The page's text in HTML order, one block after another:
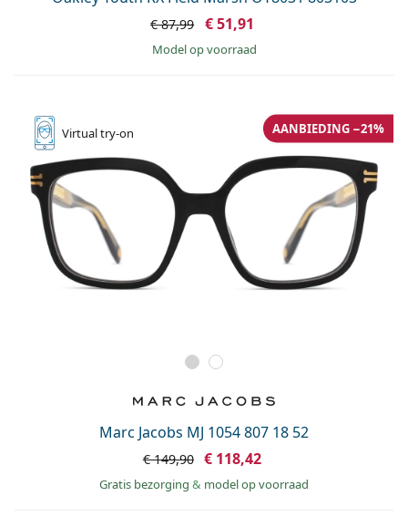
€ 87,99 € 51,91
model op voorraad
Virtualtry-on
Marc Jacobs MJ 1054 807 18 52
AANBIEDING −21%
€ 149,90 € 118,42
Gratis bezorging & model op voorraad